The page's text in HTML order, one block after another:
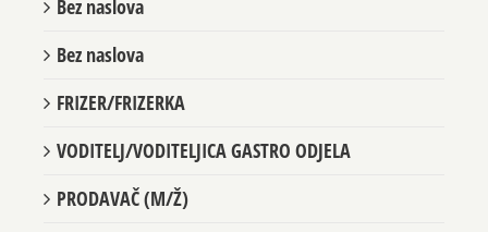
Bez naslova
Bez naslova
FRIZER/FRIZERKA
VODITELJ/VODITELJICA GASTRO ODJELA
PRODAVAČ (M/Ž)